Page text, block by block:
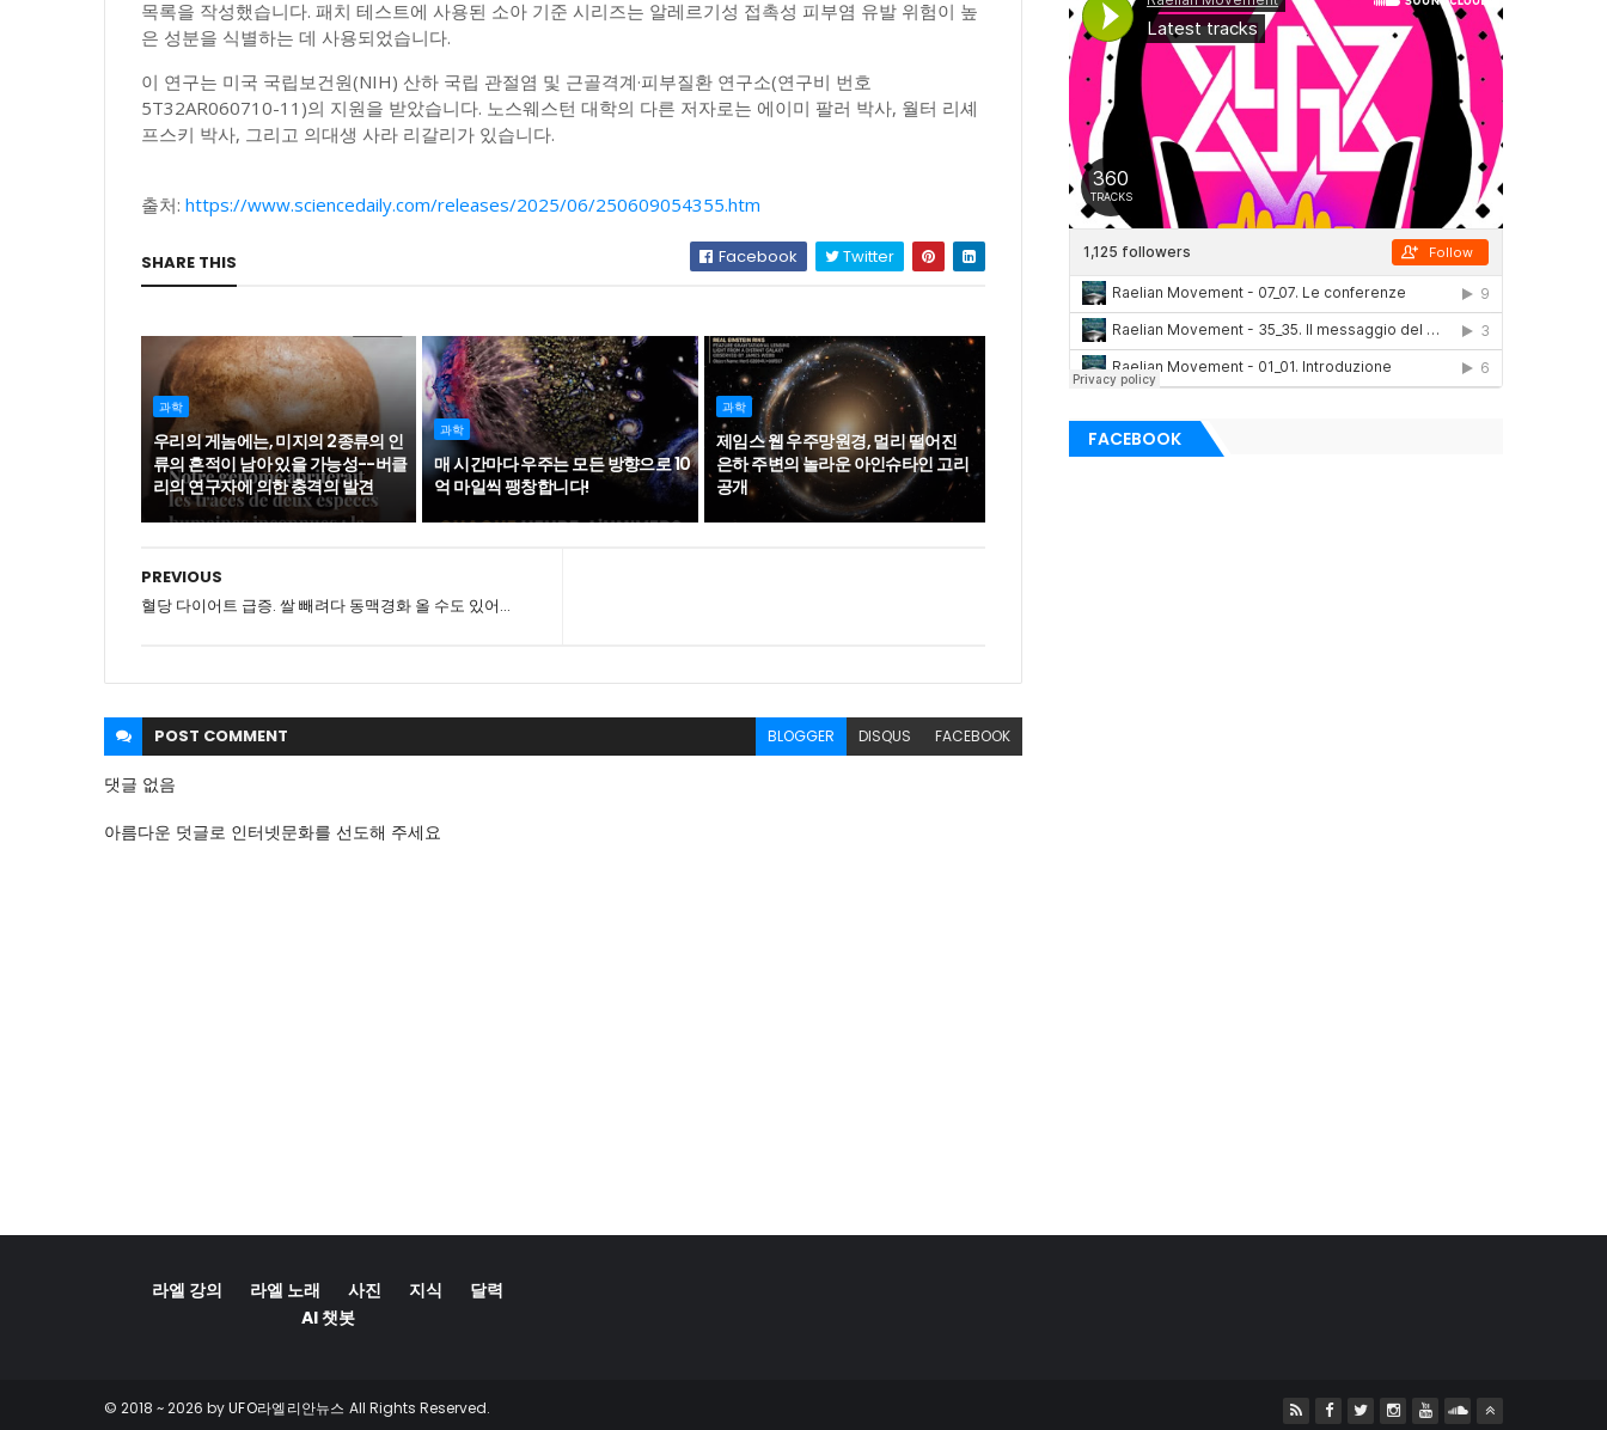
목록을 작성했습니다. 패치 테스트에 사용된 소아 기준 시리즈는 알레르기성 접촉성 피부염 유발 위험이 높
은 성분을 식별하는 데 사용되었습니다.
이 연구는 미국 국립보건원(NIH) 산하 국립 관절염 및 근골격계·피부질환 연구소(연구비 번호
5T32AR060710-11)의 지원을 받았습니다. 노스웨스턴 대학의 다른 저자로는 에이미 팔러 박사, 월터 리셰
프스키 박사, 그리고 의대생 사라 리갈리가 있습니다.
출처: https://www.sciencedaily.com/releases/2025/06/250609054355.htm
SHARE THIS Facebook Twitter
과학
우리의 게놈에는, 미지의 2종류의 인
류의 흔적이 남아 있을 가능성--버클
리의 연구자에 의한 충격의 발견
과학
매 시간마다 우주는 모든 방향으로 10
억 마일씩 팽창합니다!
과학
제임스 웹 우주망원경, 멀리 떨어진
은하 주변의 놀라운 아인슈타인 고리
공개
PREVIOUS
혈당 다이어트 급증. 쌀 빼려다 동맥경화 올 수도 있어...
POST COMMENT BLOGGER DISQUS FACEBOOK
댓글 없음
아름다운 덧글로 인터넷문화를 선도해 주세요
FACEBOOK
라엘 강의 라엘 노래 사진 지식
달력
AI 챗봇
© 2018 ~2026 byUFO라엘리안뉴스 All Rights Reserved.